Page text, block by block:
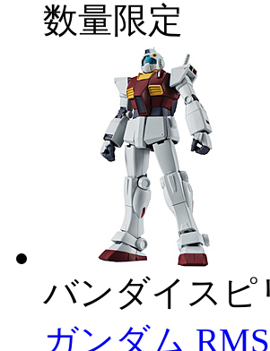
数量限定
バンダイスピ
ガンダム